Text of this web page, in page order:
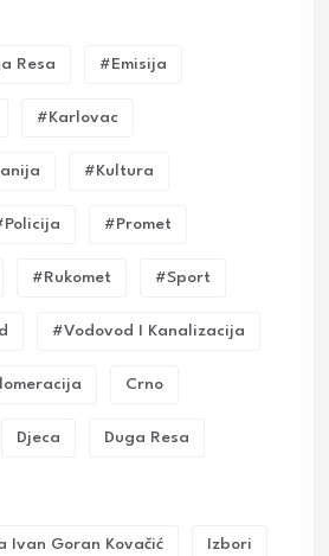
Resa #emisija
#karlovac
#kultura
#promet
#rukomet #sport
#vodovod I Kanalizacija
Crno
Djeca Duga Resa
Ivan Goran Kovačić Izbori